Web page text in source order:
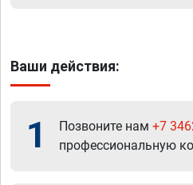
Ваши действия:
1 Позвоните нам +7
профессиональную